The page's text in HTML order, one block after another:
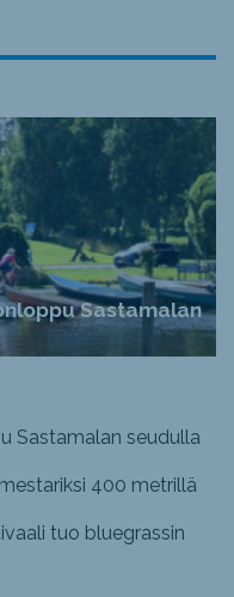
Sastamalan
Sastamalan seudulla
400 metrillä
tuo bluegrassin